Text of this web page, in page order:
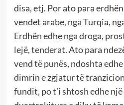
disa, etj. Por ato para erdhën
vendet arabe, nga Turqia,
Erdhën edhe nga droga,
lejë, tenderat. Ato para
vend të punës, ndoshta
dimrin e zgjatur të
fundit, po t’i shtosh edhe